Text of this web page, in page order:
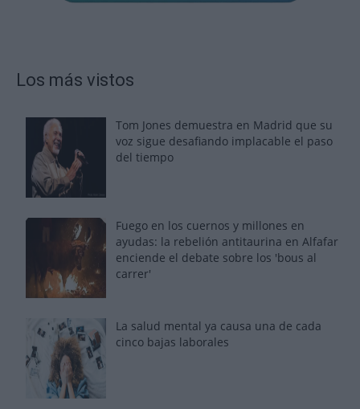
Los más vistos
Tom Jones demuestra en Madrid que su
voz sigue desafiando implacable el paso
del tiempo
Fuego en los cuernos y millones en
ayudas: la rebelión antitaurina en Alfafar
enciende el debate sobre los 'bous al
carrer'
La salud mental ya causa una de cada
cinco bajas laborales